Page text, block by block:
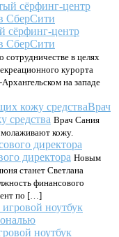
сёрфинг-центр
СберСити
в целях
курорта
на западе
Врач
средства Врач Сания
кожу.
директора Новым
станет Светлана
финансового
по […]
ноутбук